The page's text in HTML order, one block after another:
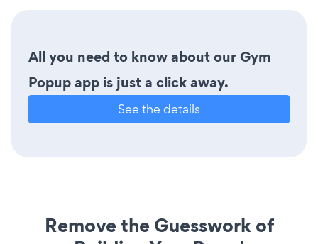
All you need to know about our Gym
Popup app is just a click away.
See the details
Remove the Guesswork of